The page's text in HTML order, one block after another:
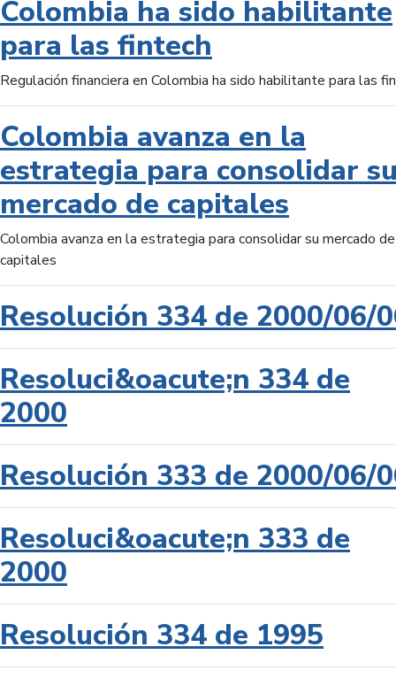
Colombia ha sido habilitante
para las fintech
Regulación financiera en Colombia ha sido habilitante para las
Colombia avanza en la
estrategia para consolidar
mercado de capitales
Colombia avanza en la estrategia para consolidar su mercado de
capitales
Resolución 334 de 2000/06/
Resoluci&oacute;n 334 de
2000
Resolución 333 de 2000/06/
Resoluci&oacute;n 333 de
2000
Resolución 334 de 1995